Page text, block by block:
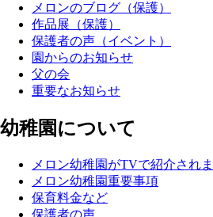
メロンのブログ（保護）
作品展（保護）
保護者の声（イベント）
園からのお知らせ
父の会
重要なお知らせ
幼稚園について
メロン幼稚園がTVで紹介され
メロン幼稚園重要事項
保育料金など